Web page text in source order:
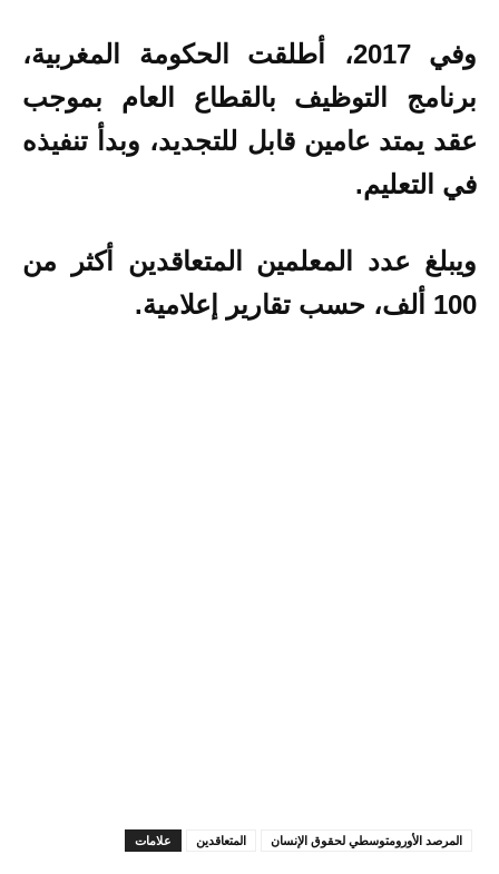
وفي 2017، أطلقت الحكومة المغربية،
برنامج التوظيف بالقطاع العام بموجب
عقد يمتد عامين قابل للتجديد، وبدأ تنفيذه
في التعليم.
ويبلغ عدد المعلمين المتعاقدين أكثر من
100 ألف، حسب تقارير إعلامية.
علامات المتعاقدين المرصد الأورومتوسطي لحقوق الإنسان